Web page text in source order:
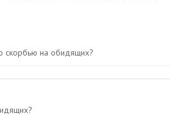
скорбью на обидящих?